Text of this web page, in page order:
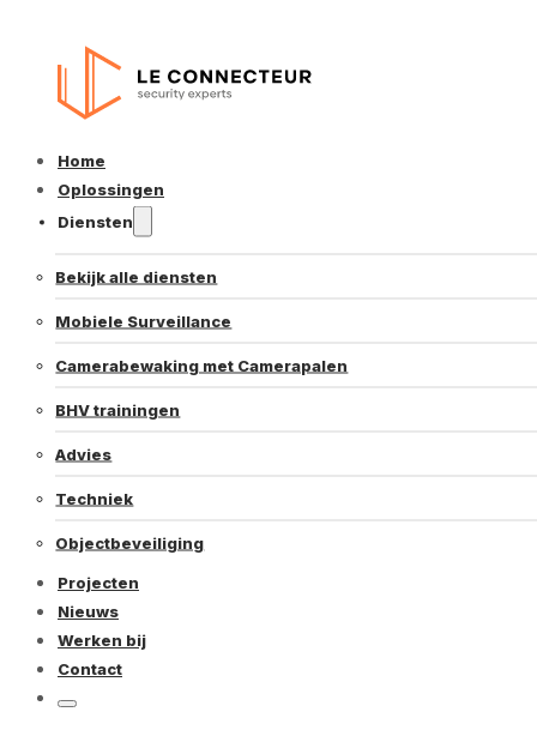
Home
Oplossingen
Diensten
Bekijk alle diensten
Mobiele Surveillance
Camerabewaking met Camerapalen
BHV trainingen
Advies
Techniek
Objectbeveiliging
Projecten
Nieuws
Werken bij
Contact